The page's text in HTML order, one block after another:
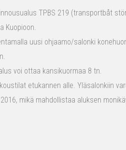
TPBS 219 (transportbåt
Kuopioon.
uusi ohjaamo/salonki
voi ottaa kansikuormaa 8 tn.
etukannen alle. Yläsalonkiin
mikä mahdollistaa aluksen